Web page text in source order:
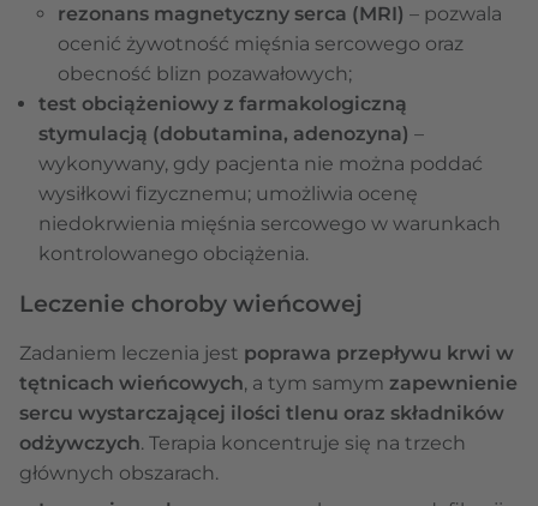
rezonans magnetyczny serca (MRI) – pozwala
ocenić żywotność mięśnia sercowego oraz
obecność blizn pozawałowych;
test obciążeniowy z farmakologiczną
stymulacją (dobutamina, adenozyna) –
wykonywany, gdy pacjenta nie można poddać
wysiłkowi fizycznemu; umożliwia ocenę
niedokrwienia mięśnia sercowego w warunkach
kontrolowanego obciążenia.
Leczenie choroby wieńcowej
Zadaniem leczenia jest poprawa przepływu krwi w
tętnicach wieńcowych, a tym samym zapewnienie
sercu wystarczającej ilości tlenu oraz składników
odżywczych. Terapia koncentruje się na trzech
głównych obszarach.